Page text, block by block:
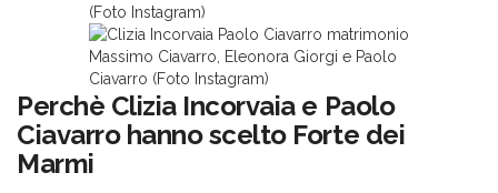
(Foto Instagram)
Massimo Ciavarro, Eleonora Giorgi e Paolo
Ciavarro (Foto Instagram)
Perchè Clizia Incorvaia e Paolo
Ciavarro hanno scelto Forte dei
Marmi